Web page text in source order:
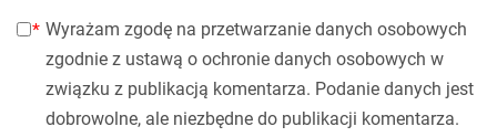
Wyrażam zgodę na przetwarzanie danych osobowych
zgodnie z ustawą o ochronie danych osobowych w
związku z publikacją komentarza. Podanie danych jest
dobrowolne, ale niezbędne do publikacji komentarza.